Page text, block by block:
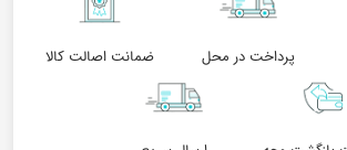
پرداخت در محل ضمانت اصالت کالا